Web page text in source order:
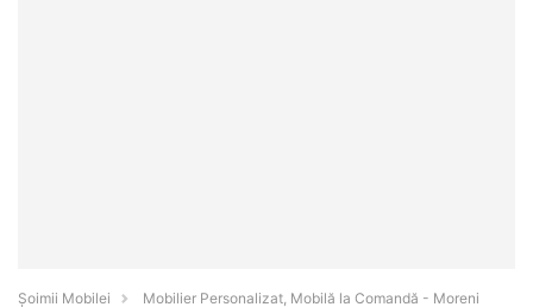
Șoimii Mobilei
Mobilier Personalizat, Mobilă la Comandă - Moreni